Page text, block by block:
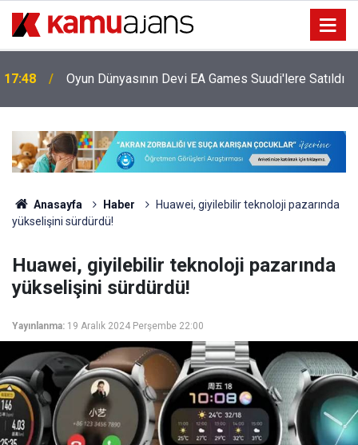
16:48
Liseleri Arasına Girdi
Anasayfa Haber
Huawei, giyilebilir teknoloji pazarında
yükselişini sürdürdü!
Huawei, giyilebilir teknoloji pazarında
yükselişini sürdürdü!
Yayınlanma: 19 Aralık 2024 Perşembe 22:00